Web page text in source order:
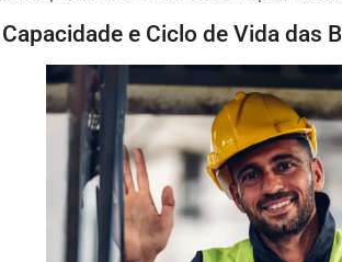
Capacidade e Ciclo de Vida das